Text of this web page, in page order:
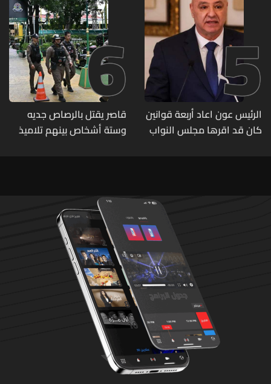
5
الرئيس عون اعاد أربعة قوانين
كان قد اقرها مجلس النواب
6
قاصر يقتل بالرصاص جديه
وستة أشخاص بينهم تلاميذ